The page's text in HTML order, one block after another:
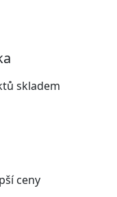
skladem
ceny